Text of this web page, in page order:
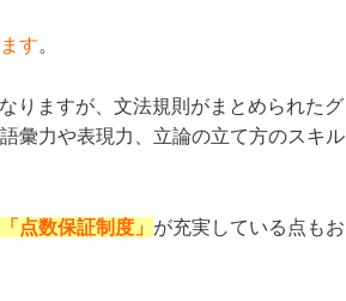
す。
りますが、文法規則がまとめられたグ
彙力や表現力、立論の立て方のスキル
「点数保証制度」 が充実している点もお